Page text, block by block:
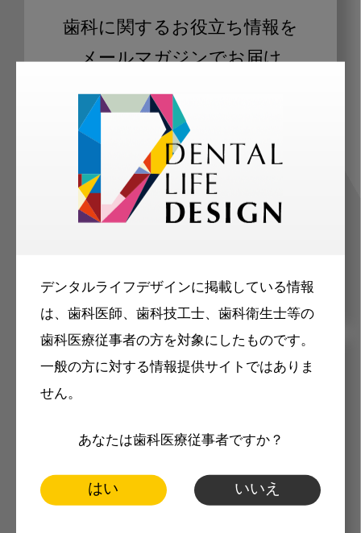
デンタルライフデザインに掲載している情報
は、歯科医師、歯科技工士、歯科衛生士等の
歯科医療従事者の方を対象にしたものです。
一般の方に対する情報提供サイトではありま
せん。
あなたは歯科医療従事者ですか？
はい いいえ
歯科に関するお役立ち情報を
メールマガジンでお届け
ご登録いただいた職種（歯科医師、歯
科衛生士、歯科技工士）に合わせた内
容のメールマガジンをお届けします。
メリット